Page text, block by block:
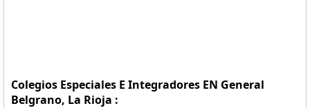
Colegios Especiales E Integradores EN General
Belgrano, La Rioja :